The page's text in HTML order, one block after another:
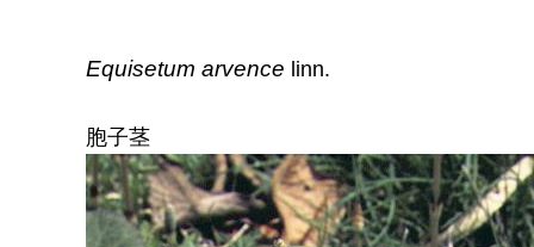
Equisetum arvence linn.
胞子茎